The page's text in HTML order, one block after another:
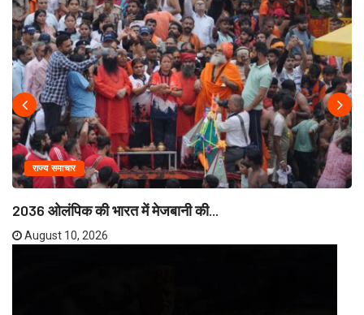
राज्य समाचार
2036 ओलंपिक की भारत में मेजबानी की...
August 10, 2026